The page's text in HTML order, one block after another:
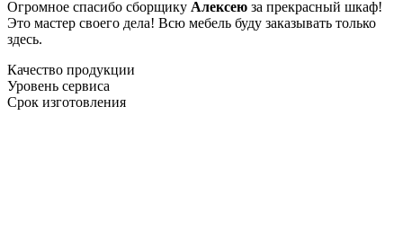
Огромное спасибо сборщику Алексею за прекрасный шкаф!
Это мастер своего дела! Всю мебель буду заказывать только
здесь.
Качество продукции
Уровень сервиса
Срок изготовления